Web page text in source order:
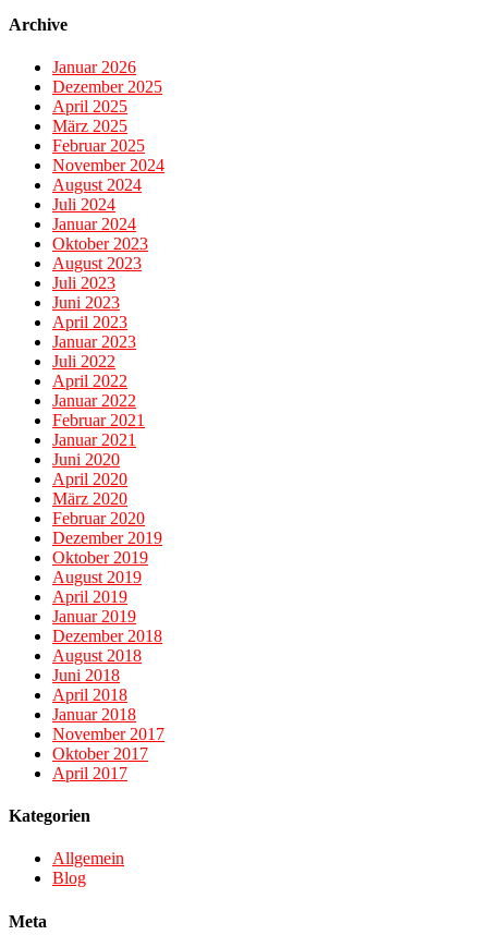
Archive
Januar 2026
Dezember 2025
April 2025
März 2025
Februar 2025
November 2024
August 2024
Juli 2024
Januar 2024
Oktober 2023
August 2023
Juli 2023
Juni 2023
April 2023
Januar 2023
Juli 2022
April 2022
Januar 2022
Februar 2021
Januar 2021
Juni 2020
April 2020
März 2020
Februar 2020
Dezember 2019
Oktober 2019
August 2019
April 2019
Januar 2019
Dezember 2018
August 2018
Juni 2018
April 2018
Januar 2018
November 2017
Oktober 2017
April 2017
Kategorien
Allgemein
Blog
Meta